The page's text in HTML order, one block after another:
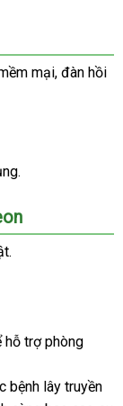
mại, đàn hồi
hỗ trợ phòng
bệnh lây truyền